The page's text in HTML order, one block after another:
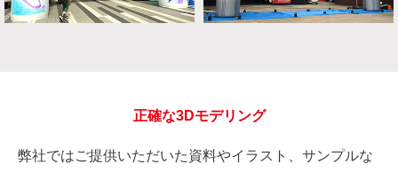
正確な3Dモデリング
弊社ではご提供いただいた資料やイラスト、サンプルな